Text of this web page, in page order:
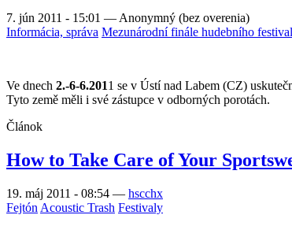
7. jún 2011 - 15:01 — Anonymný (bez overenia)
Informácia, správa Mezunárodní finále hudebního
Ve dnech 2.-6-6.2011 se v Ústí nad Labem (CZ)
Tyto země měli i své zástupce v odborných porotách.
Článok
How to Take Care of Your
19. máj 2011 - 08:54 — hscchx
Fejtón Acoustic Trash Festivaly